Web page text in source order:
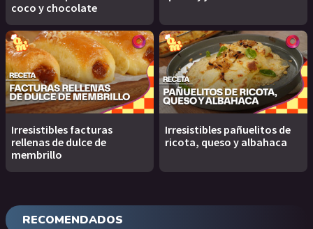
coco y chocolate
Irresistibles facturas
rellenas de dulce de
membrillo
Irresistibles pañuelitos de
ricota, queso y albahaca
RECOMENDADOS